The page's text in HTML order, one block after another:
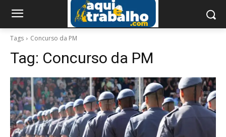
Tags Concurso da PM
Tag: Concurso da PM